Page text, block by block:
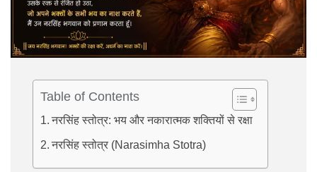
Table of Contents
नरसिंह स्तोत्र: भय और नकारात्मक शक्तियों से रक्षा
नरसिंह स्तोत्र (Narasimha Stotra)